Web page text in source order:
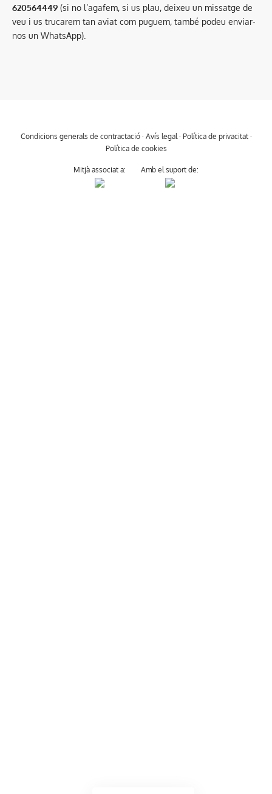
620564449 (si no l’agafem, si us plau, deixeu un missatge de
veu i us trucarem tan aviat com puguem, també podeu enviar-
nos un WhatsApp).
Condicions generals de contractació· Avís legal· Política de privacitat·
Política de cookies
Mitjà associat a: Amb el suport de: